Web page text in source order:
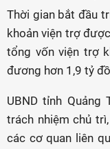
Thời gian bắt đầu
khoản viện trợ
tổng vốn viện trợ
đương hơn 1,9 tỷ
UBND tỉnh
trách nhiệm chủ
các cơ quan liên